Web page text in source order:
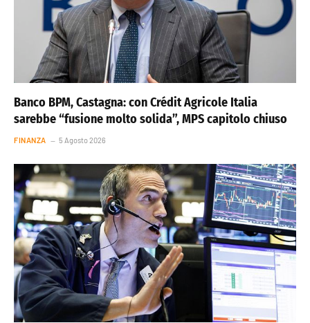
Banco BPM, Castagna: con Crédit Agricole Italia
sarebbe “fusione molto solida”, MPS capitolo chiuso
FINANZA 5 Agosto 2026